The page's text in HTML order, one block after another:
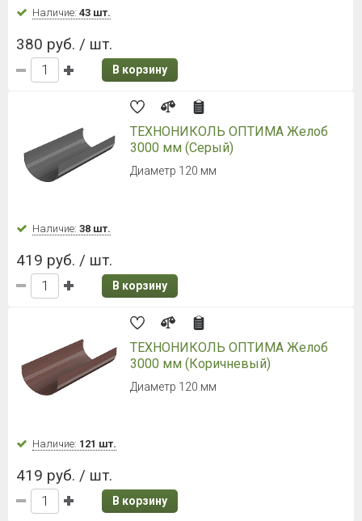
Наличие: 43 шт.
380 руб. / шт.
В корзину
ТЕХНОНИКОЛЬ ОПТИМА Желоб
3000 мм (Серый)
Диаметр 120 мм
Наличие: 38 шт.
419 руб. / шт.
В корзину
ТЕХНОНИКОЛЬ ОПТИМА Желоб
3000 мм (Коричневый)
Диаметр 120 мм
Наличие: 121 шт.
419 руб. / шт.
В корзину